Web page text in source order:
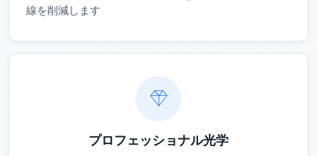
線を削減します
プロフェッショナル光学